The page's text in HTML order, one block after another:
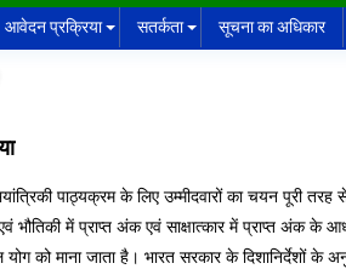
आवेदन प्रक्रिया सतर्कता सूचना का अधिकार
पाठ्यक्रम के लिए उम्मीदवारों का चयन पूरी तरह
भौतिकी में प्राप्त अंक एवं साक्षात्कार में प्राप्त अंक के
योग को माना जाता है। भारत सरकार के दिशानिर्देशों के